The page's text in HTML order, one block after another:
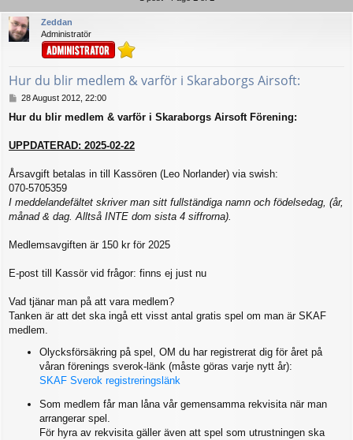
Zeddan
Administratör
Hur du blir medlem & varför i Skaraborgs Airsoft:
P
s
28 August 2012, 22:00
Hur du blir medlem & varför i Skaraborgs Airsoft Förening:
UPPDATERAD: 2025-02-22
Årsavgift betalas in till Kassören (Leo Norlander) via swish:
070-5705359
I meddelandefältet skriver man sitt fullständiga namn och födelsedag, (år,
månad & dag. Alltså INTE dom sista 4 siffrorna).
Medlemsavgiften är 150 kr för 2025
E-post till Kassör vid frågor: finns ej just nu
Vad tjänar man på att vara medlem?
Tanken är att det ska ingå ett visst antal gratis spel om man är SKAF
medlem.
Olycksförsäkring på spel, OM du har registrerat dig för året på
våran förenings sverok-länk (måste göras varje nytt år):
SKAF Sverok registreringslänk
Som medlem får man låna vår gemensamma rekvisita när man
arrangerar spel.
För hyra av rekvisita gäller även att spel som utrustningen ska